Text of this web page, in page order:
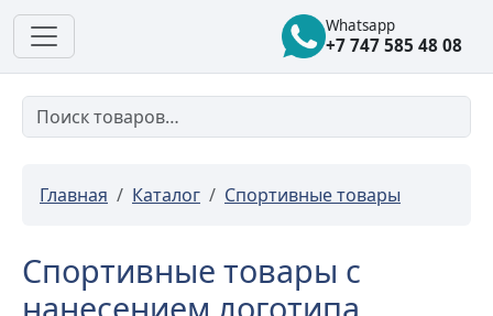
Whatsapp
+7 747 585 48 08
Главная Каталог Спортивные товары
Спортивные товары с